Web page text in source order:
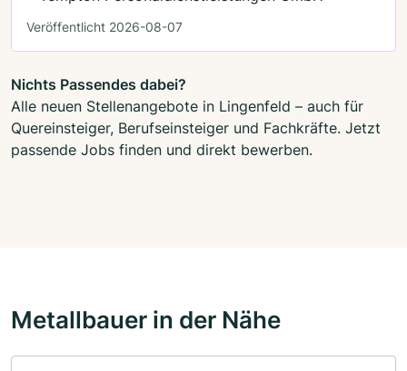
Veröffentlicht 2026-08-07
Nichts Passendes dabei?
Alle neuen Stellenangebote in Lingenfeld – auch für
Quereinsteiger, Berufseinsteiger und Fachkräfte. Jetzt
passende Jobs finden und direkt bewerben.
Metallbauer in der Nähe